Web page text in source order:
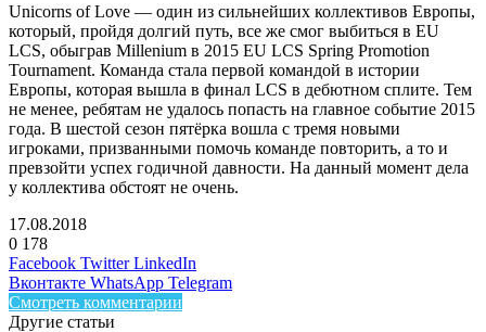
Unicorns of Love — один из сильнейших коллективов Европы,
который, пройдя долгий путь, все же смог выбиться в EU
LCS, обыграв Millenium в 2015 EU LCS Spring Promotion
Tournament. Команда стала первой командой в истории
Европы, которая вышла в финал LCS в дебютном сплите. Тем
не менее, ребятам не удалось попасть на главное событие 2015
года. В шестой сезон пятёрка вошла с тремя новыми
игроками, призванными помочь команде повторить, а то и
превзойти успех годичной давности. На данный момент дела
у коллектива обстоят не очень.
17.08.2018
0 178
Facebook Twitter LinkedIn
Вконтакте WhatsApp Telegram
Смотреть комментарии
Другие статьи